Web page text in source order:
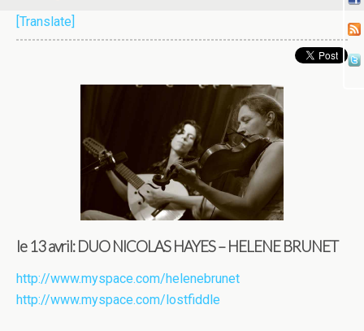
[Translate]
le 13 avril: DUO NICOLAS HAYES – HELENE BRUNET
http://www.myspace.com/helenebrunet
http://www.myspace.com/lostfiddle